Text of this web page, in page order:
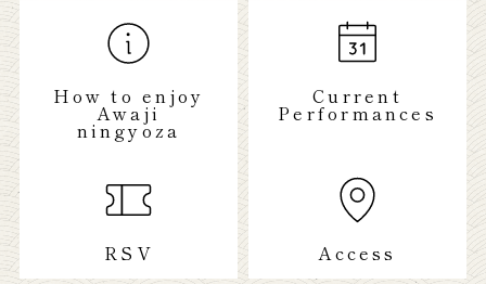
How to enjoy
Awaji
ningyoza
Current
Performances
RSV Access